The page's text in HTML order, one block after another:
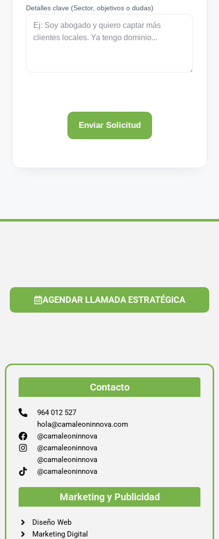
Detalles clave (Sector, objetivos o dudas)
AGENDAR LLAMADA ESTRATÉGICA
Contacto
964 012 527
hola@camaleoninnova.com
@camaleoninnova
@camaleoninnova
@camaleoninnova
@camaleoninnova
Marketing y Publicidad
Diseño Web
Marketing Digital